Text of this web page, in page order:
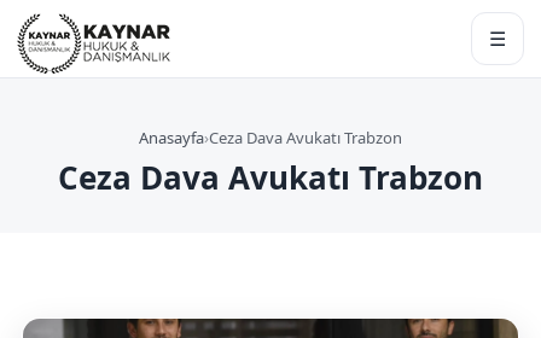
☰
Anasayfa›Ceza Dava Avukatı Trabzon
Ceza Dava Avukatı Trabzon